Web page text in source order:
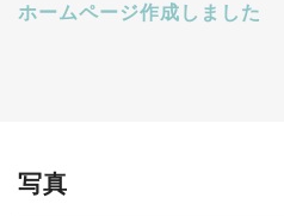
ホームページ作成しました
写真